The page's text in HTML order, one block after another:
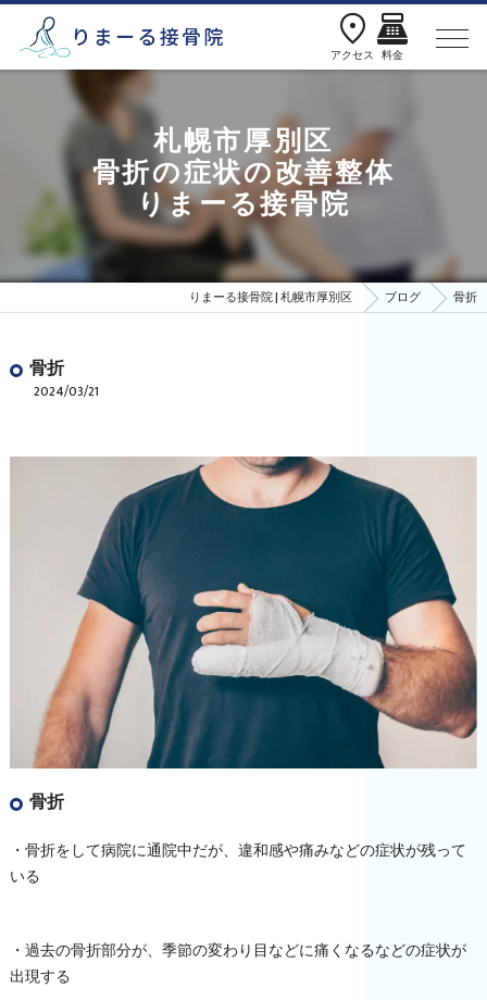
location_on
アクセス
point_of_sale
料金
札幌市厚別区
骨折の症状の改善整体
りまーる接骨院
りまーる接骨院 | 札幌市厚別区 ブログ 骨折
骨折
2024/03/21
骨折
・骨折をして病院に通院中だが、違和感や痛みなどの症状が残って
いる
・過去の骨折部分が、季節の変わり目などに痛くなるなどの症状が
出現する